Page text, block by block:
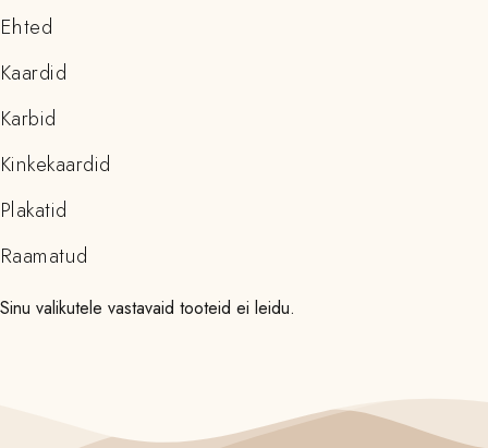
Ehted
Kaardid
Karbid
Kinkekaardid
Plakatid
Raamatud
Sinu valikutele vastavaid tooteid ei leidu.